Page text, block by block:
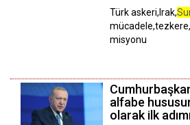
Türk askeri,Irak,
misyonu
alfabe
olarak ilk